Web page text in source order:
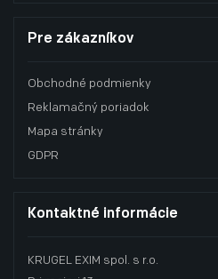
Pre zákazníkov
Obchodné podmienky
Reklamačný poriadok
Mapa stránky
GDPR
Kontaktné informácie
KRUGEL EXIM spol. s r.o.